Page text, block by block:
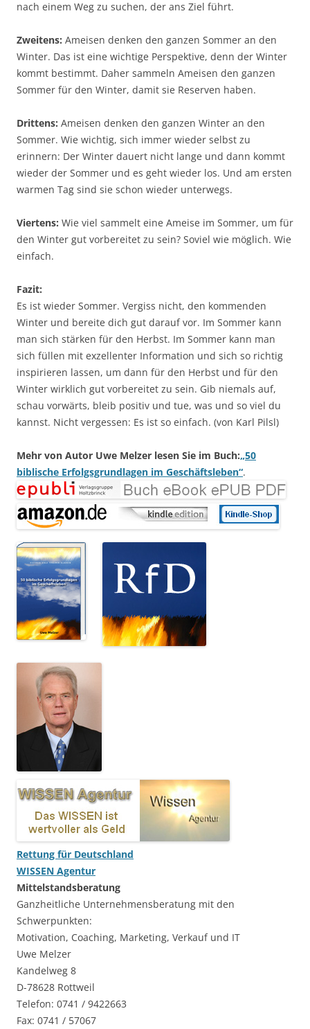
nach einem Weg zu suchen, der ans Ziel führt.
Zweitens: Ameisen denken den ganzen Sommer an den
Winter. Das ist eine wichtige Perspektive, denn der Winter
kommt bestimmt. Daher sammeln Ameisen den ganzen
Sommer für den Winter, damit sie Reserven haben.
Drittens: Ameisen denken den ganzen Winter an den
Sommer. Wie wichtig, sich immer wieder selbst zu
erinnern: Der Winter dauert nicht lange und dann kommt
wieder der Sommer und es geht wieder los. Und am ersten
warmen Tag sind sie schon wieder unterwegs.
Viertens: Wie viel sammelt eine Ameise im Sommer, um für
den Winter gut vorbereitet zu sein? Soviel wie möglich. Wie
einfach.
Fazit:
Es ist wieder Sommer. Vergiss nicht, den kommenden
Winter und bereite dich gut darauf vor. Im Sommer kann
man sich stärken für den Herbst. Im Sommer kann man
sich füllen mit exzellenter Information und sich so richtig
inspirieren lassen, um dann für den Herbst und für den
Winter wirklich gut vorbereitet zu sein. Gib niemals auf,
schau vorwärts, bleib positiv und tue, was und so viel du
kannst. Nicht vergessen: Es ist so einfach. (von Karl Pilsl)
Mehr von Autor Uwe Melzer lesen Sie im Buch:„50
biblische Erfolgsgrundlagen im Geschäftsleben“.
Rettung für Deutschland
WISSEN Agentur
Mittelstandsberatung
Ganzheitliche Unternehmensberatung mit den
Schwerpunkten:
Motivation, Coaching, Marketing, Verkauf und IT
Uwe Melzer
Kandelweg 8
D-78628 Rottweil
Telefon: 0741 / 9422663
Fax: 0741 / 57067